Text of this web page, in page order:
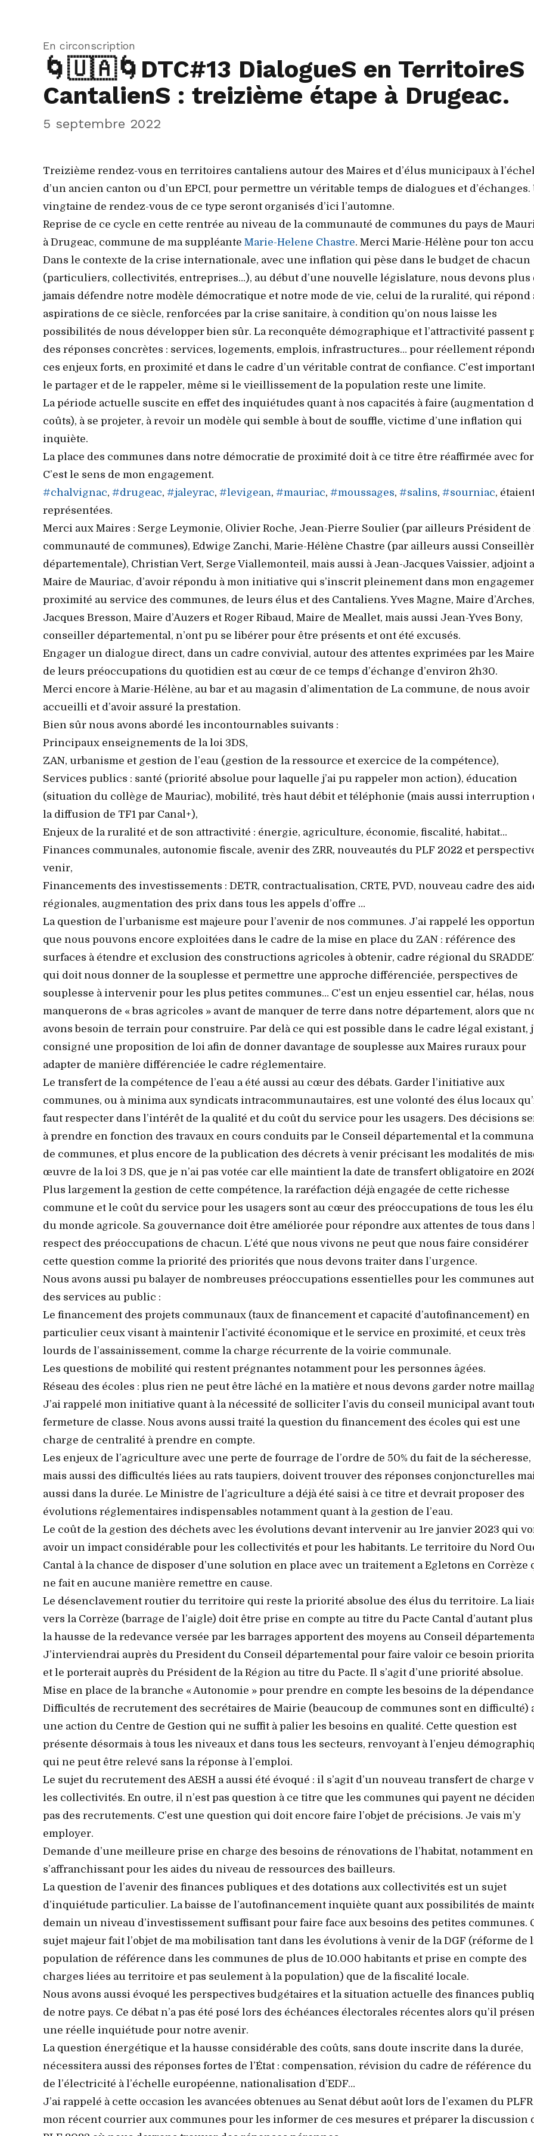
En circonscription
🌀🇺🇦🌀DTC#13 DialogueS en TerritoireS
CantalienS : treizième étape à Drugeac.
5 septembre 2022
Treizième rendez-vous en territoires cantaliens autour des Maires et d’élus municipaux à
d’un ancien canton ou d’un EPCI, pour permettre un véritable temps de dialogues et d’échanges.
vingtaine de rendez-vous de ce type seront organisés d’ici l’automne.
Reprise de ce cycle en cette rentrée au niveau de la communauté de communes du pays de
à Drugeac, commune de ma suppléante Marie-Helene Chastre. Merci Marie-Hélène pour ton
Dans le contexte de la crise internationale, avec une inflation qui pèse dans le budget de chacun
(particuliers, collectivités, entreprises…), au début d’une nouvelle législature, nous devons plus
jamais défendre notre modèle démocratique et notre mode de vie, celui de la ruralité, qui répond
aspirations de ce siècle, renforcées par la crise sanitaire, à condition qu’on nous laisse les
possibilités de nous développer bien sûr. La reconquête démographique et l’attractivité passent
des réponses concrètes : services, logements, emplois, infrastructures… pour réellement
ces enjeux forts, en proximité et dans le cadre d’un véritable contrat de confiance. C’est
le partager et de le rappeler, même si le vieillissement de la population reste une limite.
La période actuelle suscite en effet des inquiétudes quant à nos capacités à faire (augmentation
coûts), à se projeter, à revoir un modèle qui semble à bout de souffle, victime d’une inflation qui
inquiète.
La place des communes dans notre démocratie de proximité doit à ce titre être réaffirmée avec
C’est le sens de mon engagement.
#chalvignac, #drugeac, #jaleyrac, #levigean, #mauriac, #moussages, #salins, #sourniac,
représentées.
Merci aux Maires : Serge Leymonie, Olivier Roche, Jean-Pierre Soulier (par ailleurs Président de
communauté de communes), Edwige Zanchi, Marie-Hélène Chastre (par ailleurs aussi
départementale), Christian Vert, Serge Viallemonteil, mais aussi à Jean-Jacques Vaissier, adjoint
Maire de Mauriac, d’avoir répondu à mon initiative qui s’inscrit pleinement dans mon
proximité au service des communes, de leurs élus et des Cantaliens. Yves Magne, Maire d’Arches,
Jacques Bresson, Maire d’Auzers et Roger Ribaud, Maire de Meallet, mais aussi Jean-Yves Bony,
conseiller départemental, n’ont pu se libérer pour être présents et ont été excusés.
Engager un dialogue direct, dans un cadre convivial, autour des attentes exprimées par les
de leurs préoccupations du quotidien est au cœur de ce temps d’échange d’environ 2h30.
Merci encore à Marie-Hélène, au bar et au magasin d’alimentation de La commune, de nous avoir
accueilli et d’avoir assuré la prestation.
Bien sûr nous avons abordé les incontournables suivants :
Principaux enseignements de la loi 3DS,
ZAN, urbanisme et gestion de l’eau (gestion de la ressource et exercice de la compétence),
Services publics : santé (priorité absolue pour laquelle j’ai pu rappeler mon action), éducation
(situation du collège de Mauriac), mobilité, très haut débit et téléphonie (mais aussi interruption
la diffusion de TF1 par Canal+),
Enjeux de la ruralité et de son attractivité : énergie, agriculture, économie, fiscalité, habitat…
Finances communales, autonomie fiscale, avenir des ZRR, nouveautés du PLF 2022 et
venir,
Financements des investissements : DETR, contractualisation, CRTE, PVD, nouveau cadre des
régionales, augmentation des prix dans tous les appels d’offre …
La question de l’urbanisme est majeure pour l’avenir de nos communes. J’ai rappelé les
que nous pouvons encore exploitées dans le cadre de la mise en place du ZAN : référence des
surfaces à étendre et exclusion des constructions agricoles à obtenir, cadre régional du
qui doit nous donner de la souplesse et permettre une approche différenciée, perspectives de
souplesse à intervenir pour les plus petites communes… C’est un enjeu essentiel car, hélas, nous
manquerons de « bras agricoles » avant de manquer de terre dans notre département, alors que
avons besoin de terrain pour construire. Par delà ce qui est possible dans le cadre légal existant,
consigné une proposition de loi afin de donner davantage de souplesse aux Maires ruraux pour
adapter de manière différenciée le cadre réglementaire.
Le transfert de la compétence de l’eau a été aussi au cœur des débats. Garder l’initiative aux
communes, ou à minima aux syndicats intracommunautaires, est une volonté des élus locaux
faut respecter dans l’intérêt de la qualité et du coût du service pour les usagers. Des décisions
à prendre en fonction des travaux en cours conduits par le Conseil départemental et la
de communes, et plus encore de la publication des décrets à venir précisant les modalités de
œuvre de la loi 3 DS, que je n’ai pas votée car elle maintient la date de transfert obligatoire en
Plus largement la gestion de cette compétence, la raréfaction déjà engagée de cette richesse
commune et le coût du service pour les usagers sont au cœur des préoccupations de tous les
du monde agricole. Sa gouvernance doit être améliorée pour répondre aux attentes de tous dans
respect des préoccupations de chacun. L’été que nous vivons ne peut que nous faire considérer
cette question comme la priorité des priorités que nous devons traiter dans l’urgence.
Nous avons aussi pu balayer de nombreuses préoccupations essentielles pour les communes
des services au public :
Le financement des projets communaux (taux de financement et capacité d’autofinancement) en
particulier ceux visant à maintenir l’activité économique et le service en proximité, et ceux très
lourds de l’assainissement, comme la charge récurrente de la voirie communale.
Les questions de mobilité qui restent prégnantes notamment pour les personnes âgées.
Réseau des écoles : plus rien ne peut être lâché en la matière et nous devons garder notre
J’ai rappelé mon initiative quant à la nécessité de solliciter l’avis du conseil municipal avant
fermeture de classe. Nous avons aussi traité la question du financement des écoles qui est une
charge de centralité à prendre en compte.
Les enjeux de l’agriculture avec une perte de fourrage de l’ordre de 50% du fait de la sécheresse,
mais aussi des difficultés liées au rats taupiers, doivent trouver des réponses conjoncturelles
aussi dans la durée. Le Ministre de l’agriculture a déjà été saisi à ce titre et devrait proposer des
évolutions réglementaires indispensables notamment quant à la gestion de l’eau.
Le coût de la gestion des déchets avec les évolutions devant intervenir au 1re janvier 2023 qui
avoir un impact considérable pour les collectivités et pour les habitants. Le territoire du Nord
Cantal à la chance de disposer d’une solution en place avec un traitement a Egletons en Corrèze
ne fait en aucune manière remettre en cause.
Le désenclavement routier du territoire qui reste la priorité absolue des élus du territoire. La
vers la Corrèze (barrage de l’aigle) doit être prise en compte au titre du Pacte Cantal d’autant
la hausse de la redevance versée par les barrages apportent des moyens au Conseil
J’interviendrai auprès du President du Conseil départemental pour faire valoir ce besoin
et le porterait auprès du Président de la Région au titre du Pacte. Il s’agit d’une priorité absolue.
Mise en place de la branche « Autonomie » pour prendre en compte les besoins de la
Difficultés de recrutement des secrétaires de Mairie (beaucoup de communes sont en difficulté)
une action du Centre de Gestion qui ne suffit à palier les besoins en qualité. Cette question est
présente désormais à tous les niveaux et dans tous les secteurs, renvoyant à l’enjeu
qui ne peut être relevé sans la réponse à l’emploi.
Le sujet du recrutement des AESH a aussi été évoqué : il s’agit d’un nouveau transfert de charge
les collectivités. En outre, il n’est pas question à ce titre que les communes qui payent ne
pas des recrutements. C’est une question qui doit encore faire l’objet de précisions. Je vais m’y
employer.
Demande d’une meilleure prise en charge des besoins de rénovations de l’habitat, notamment en
s’affranchissant pour les aides du niveau de ressources des bailleurs.
La question de l’avenir des finances publiques et des dotations aux collectivités est un sujet
d’inquiétude particulier. La baisse de l’autofinancement inquiète quant aux possibilités de
demain un niveau d’investissement suffisant pour faire face aux besoins des petites communes.
sujet majeur fait l’objet de ma mobilisation tant dans les évolutions à venir de la DGF (réforme de
population de référence dans les communes de plus de 10.000 habitants et prise en compte des
charges liées au territoire et pas seulement à la population) que de la fiscalité locale.
Nous avons aussi évoqué les perspectives budgétaires et la situation actuelle des finances
de notre pays. Ce débat n’a pas été posé lors des échéances électorales récentes alors qu’il
une réelle inquiétude pour notre avenir.
La question énergétique et la hausse considérable des coûts, sans doute inscrite dans la durée,
nécessitera aussi des réponses fortes de l’État : compensation, révision du cadre de référence
de l’électricité à l’échelle européenne, nationalisation d’EDF…
J’ai rappelé à cette occasion les avancées obtenues au Senat début août lors de l’examen du
mon récent courrier aux communes pour les informer de ces mesures et préparer la discussion